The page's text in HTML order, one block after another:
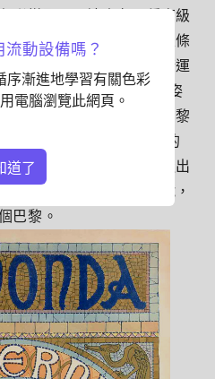
動設備嗎？
序漸進地學習有關色彩
電腦瀏覽此網頁。
道了
彩搭配可以讓人有一種高級
女孩所拿的葉子與她的線條
美學觀感。慕夏是新藝術運
擅長以線條勾勒出女性姿
風格，《吉絲夢妲》是巴黎
海報，更是慕夏最經典的
知名女伶莎拉貝娜，塑造出
的技法及高貴的消費符號，
巴黎。